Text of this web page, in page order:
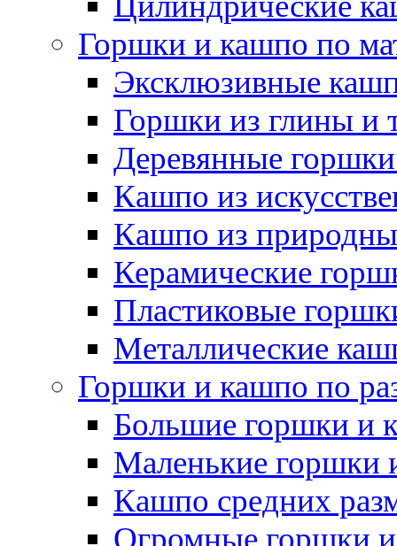
Горшки и кашпо по
Эксклюзивные
Горшки из глины и
Деревянные
Кашпо из
Кашпо из
Керамические
Пластиковые
Металлические
Горшки и кашпо по
Большие горшки и
Маленькие горшки
Кашпо средних
Огромные горшки